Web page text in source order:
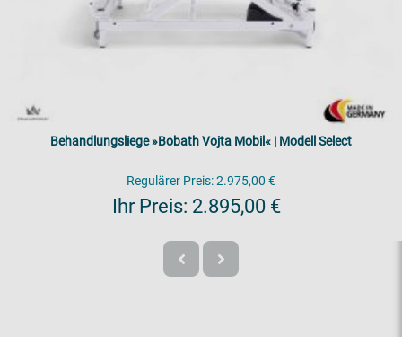
Behandlungsliege »Bobath Vojta Mobil« | Modell Select
Regulärer Preis:2.975,00 €
Ihr Preis: 2.895,00 €